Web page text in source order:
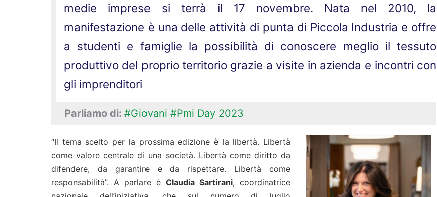
medie imprese si terrà il 17 novembre. Nata nel 2010, la
manifestazione è una delle attività di punta di Piccola Industria e offre
a studenti e famiglie la possibilità di conoscere meglio il tessuto
produttivo del proprio territorio grazie a visite in azienda e incontri con
gli imprenditori
Parliamo di: #Giovani #Pmi Day 2023
“Il tema scelto per la prossima edizione è la libertà. Libertà
come valore centrale di una società. Libertà come diritto da
difendere, da garantire e da rispettare. Libertà come
responsabilità”. A parlare è Claudia Sartirani, coordinatrice